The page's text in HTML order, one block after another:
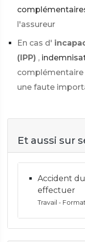
l'assureur
En cas d'
(IPP) ,
une faute
Et aussi sur
Accident
effectuer
Travail -